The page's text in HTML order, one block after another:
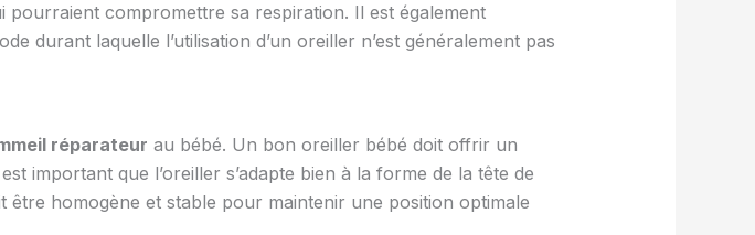
compromettre sa respiration. Il est également
durant laquelle l’utilisation d’un oreiller n’est généralement pas
réparateur au bébé. Un bon oreiller bébé doit offrir un
important que l’oreiller s’adapte bien à la forme de la tête de
homogène et stable pour maintenir une position optimale